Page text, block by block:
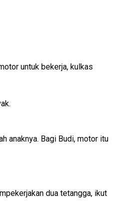
untuk bekerja, kulkas
anaknya. Bagi Budi, motor itu
dua tetangga, ikut